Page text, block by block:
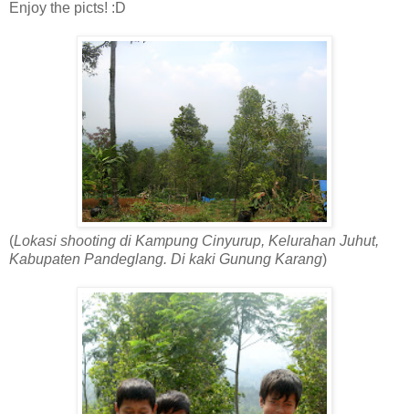
Enjoy the picts! :D
(Lokasi shooting di Kampung Cinyurup, Kelurahan Juhut,
Kabupaten Pandeglang. Di kaki Gunung Karang)